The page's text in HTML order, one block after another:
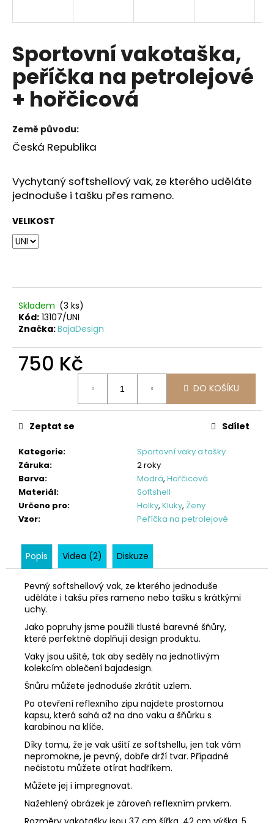
Sportovní vakotaška,
peříčka na petrolejové
+ hořčicová
Země původu:
Česká Republika
Vychytaný softshellový vak, ze kterého uděláte
jednoduše i tašku přes rameno.
VELIKOST
Skladem (3 ks)
Kód: 13107/UNI
Značka:BajaDesign
750 Kč
DO KOŠÍKU
Kategorie:
Sportovní vaky a tašky
Záruka:
2 roky
Barva: Modrá, Hořčicová
Materiál:
Softshell
Určeno pro: Holky, Kluky, Ženy
Vzor: Peříčka na petrolejové
Zeptat se Sdílet
Popis Videa (2) Diskuze
Pevný softshellový vak, ze kterého jednoduše
uděláte i takšu přes rameno nebo tašku s krátkými
uchy.
Jako popruhy jsme použili tlusté barevné šňůry,
které perfektně doplňují design produktu.
Vaky jsou ušité, tak aby seděly na jednotlivým
kolekcím oblečení bajadesign.
Šnůru můžete jednoduše zkrátit uzlem.
Po otevření reflexního zipu najdete prostornou
kapsu, která sahá až na dno vaku a šňůrku s
karabinou na klíče.
Díky tomu, že je vak ušití ze softshellu, jen tak vám
nepromokne, je pevný, dobře drží tvar. Případné
nečistotu můžete otírat hadříkem.
Můžete jej i impregnovat.
Nažehlený obrázek je zároveň reflexním prvkem.
í
t
?
D
p
o
r
u
e
m
e
BALONOVÝ,
HOŘČICOVÝ,
ALA
2
300
Kč